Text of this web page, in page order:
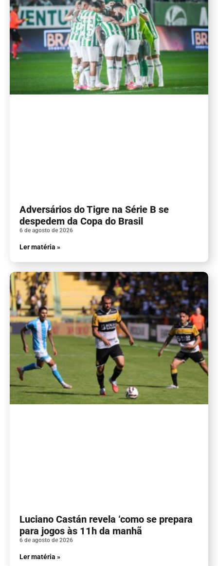
Adversários do Tigre na Série B se
despedem da Copa do Brasil
6 de agosto de 2026
Ler matéria »
Luciano Castán revela ‘como se prepara
para jogos às 11h da manhã
6 de agosto de 2026
Ler matéria »